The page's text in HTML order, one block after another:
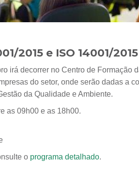
2015 e ISO 14001/2015
do setor, onde serão dadas a
da Qualidade e Ambiente.
as 09h00 e as 18h00.
o programa detalhado.